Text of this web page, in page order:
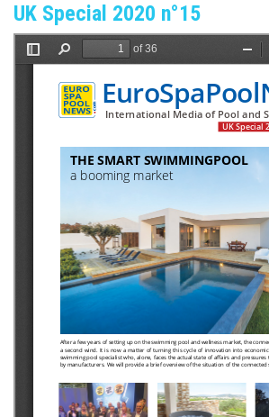
UK Special 2020 n°15